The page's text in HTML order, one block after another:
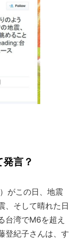
言？
がこの日、地震
、そして晴れた日
台湾でM6を超え
登紀子さんは、す